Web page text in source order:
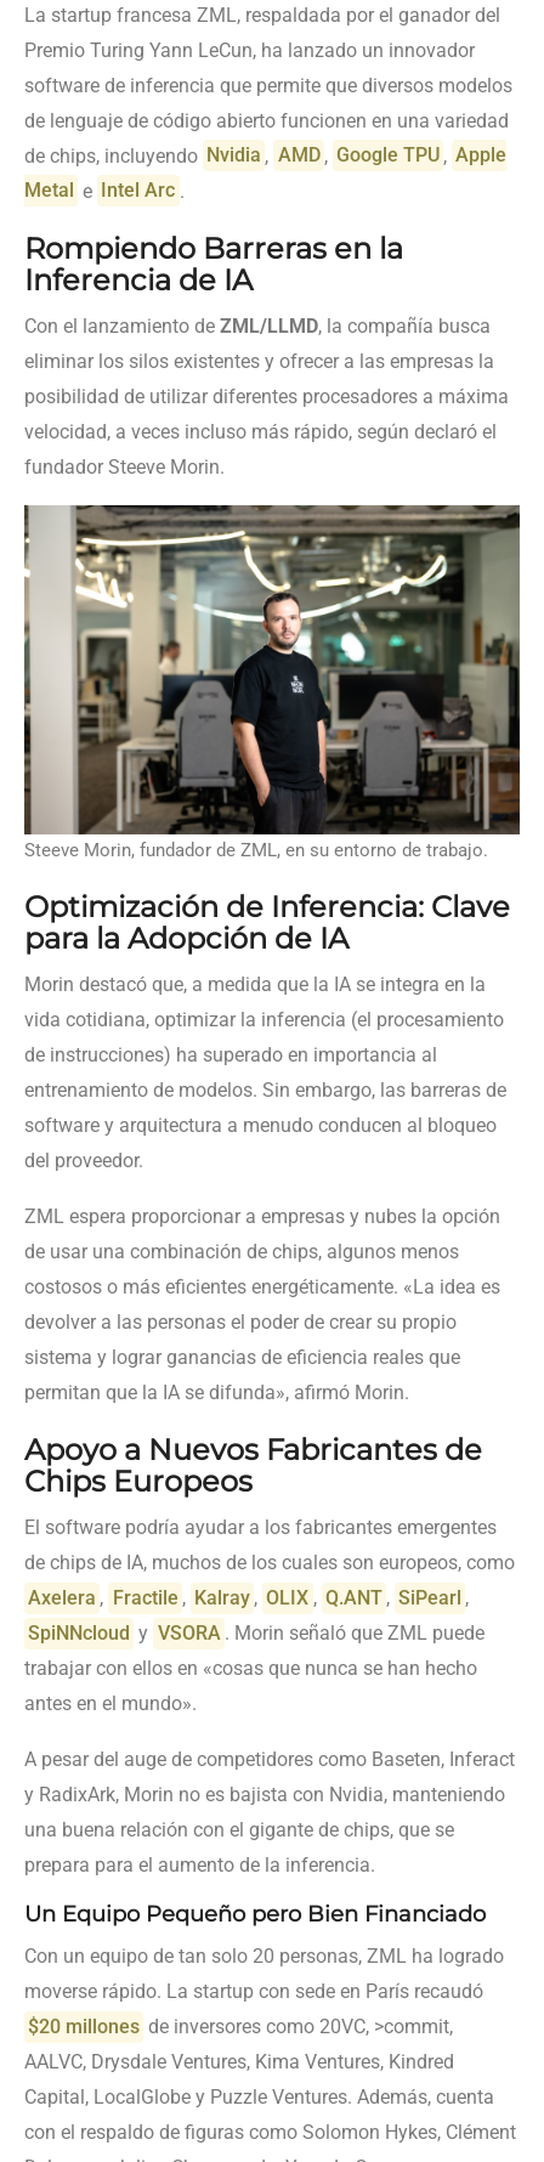
La startup francesa ZML, respaldada por el ganador del
Premio Turing Yann LeCun, ha lanzado un innovador
software de inferencia que permite que diversos modelos
de lenguaje de código abierto funcionen en una variedad
de chips, incluyendo Nvidia , AMD , Google TPU , Apple
Metal
e Intel Arc .
Rompiendo Barreras en la
Inferencia de IA
Con el lanzamiento de ZML/LLMD, la compañía busca
eliminar los silos existentes y ofrecer a las empresas la
posibilidad de utilizar diferentes procesadores a máxima
velocidad, a veces incluso más rápido, según declaró el
fundador Steeve Morin.
Steeve Morin, fundador de ZML, en su entorno de trabajo.
Optimización de Inferencia: Clave
para la Adopción de IA
Morin destacó que, a medida que la IA se integra en la
vida cotidiana, optimizar la inferencia (el procesamiento
de instrucciones) ha superado en importancia al
entrenamiento de modelos. Sin embargo, las barreras de
software y arquitectura a menudo conducen al bloqueo
del proveedor.
ZML espera proporcionar a empresas y nubes la opción
de usar una combinación de chips, algunos menos
costosos o más eficientes energéticamente. «La idea es
devolver a las personas el poder de crear su propio
sistema y lograr ganancias de eficiencia reales que
permitan que la IA se difunda», afirmó Morin.
Apoyo a Nuevos Fabricantes de
Chips Europeos
El software podría ayudar a los fabricantes emergentes
de chips de IA, muchos de los cuales son europeos, como
Axelera , Fractile , Kalray , OLIX , Q.ANT , SiPearl ,
SpiNNcloud y VSORA . Morin señaló que ZML puede
trabajar con ellos en «cosas que nunca se han hecho
antes en el mundo».
A pesar del auge de competidores como Baseten, Inferact
y RadixArk, Morin no es bajista con Nvidia, manteniendo
una buena relación con el gigante de chips, que se
prepara para el aumento de la inferencia.
Un Equipo Pequeño pero Bien Financiado
Con un equipo de tan solo 20 personas, ZML ha logrado
moverse rápido. La startup con sede en París recaudó
$20 millones de inversores como 20VC, >commit,
AALVC, Drysdale Ventures, Kima Ventures, Kindred
Capital, LocalGlobe y Puzzle Ventures. Además, cuenta
con el respaldo de figuras como Solomon Hykes, Clément